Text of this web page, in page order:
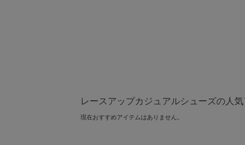
レースアップカジュアルシューズの人
現在おすすめアイテムはありません。